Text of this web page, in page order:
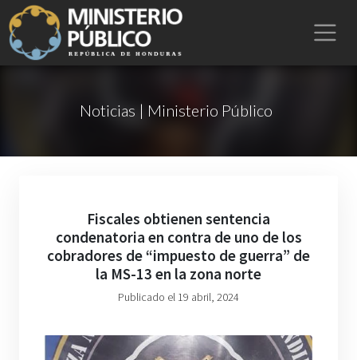
Noticias | Ministerio Público
Fiscales obtienen sentencia
condenatoria en contra de uno de los
cobradores de “impuesto de guerra” de
la MS-13 en la zona norte
Publicado el 19 abril, 2024